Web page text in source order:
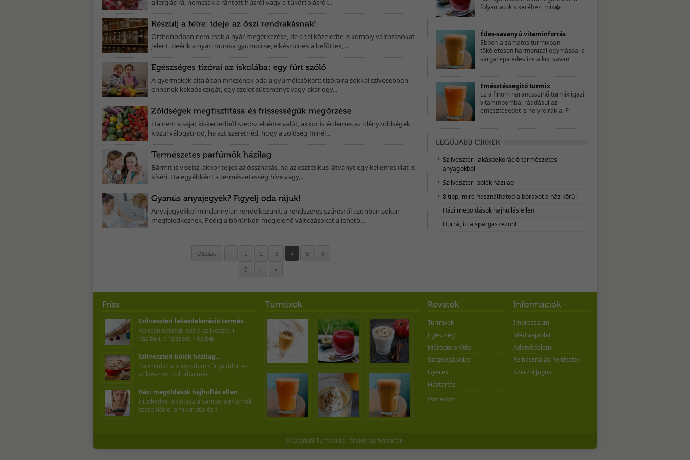
allergiás rá, nemcsak a rántott húsról vagy a tükörtojásról...
Otthonodban nem csak a nyár megérkezése, de a tél közeledte is komoly változásokat
jelent. Beérik a nyári munka gyümölcse, elkészülnek a befőttek,...
A gyermekek általában nincsenek oda a gyümölcsökért: tízóraira sokkal szívesebben
ennének kakaós csigát, egy szelet süteményt vagy akár egy...
Ha nem a saját kiskertedből szedsz ebédre valót, akkor is érdemes az idényzöldségek
közül válogatnod, ha azt szeretnéd, hogy a zöldség minél...
Bármit is viselsz, akkor teljes az összhatás, ha az esztétikus látványt egy kellemes illat is
kíséri. Ha egyébként a természetesség híve vagy,...
Anyajegyekkel mindannyian rendelkezünk, a rendszeres szűrésről azonban sokan
megfeledkeznek. Pedig a bőrünkön megjelenő változásokat a lehető...
Oldalak: ‹ 1 2 3 4 5 6
7 › »
folyamatok sikeréhez, mik�
Édes-savanyú vitaminforrás
Ebben a zamatos turmixban
tökéletesen harmonizál egymással a
sárgarépa édes íze a kivi savan
Emésztéssegitő turmix
Ez a finom narancsszínű turmix igazi
vitaminbomba, ráadásul az
emésztésedet is helyre rakja. P
Szilveszteri lakásdekoráció természetes
anyagokból
Szilveszteri bólék házilag
8 tipp, mire használhatod a bóraxot a ház körül
Házi megoldások hajhullás ellen
Hurrá, itt a spárgaszezon!
Szilveszteri lakásdekoráció termés...
Ha idén nálatok lesz a szilveszteri
házibuli, a házi sütik és b�
Szilveszteri bólék házilag...
Ha imádsz a konyhában sürgölődni, és
szilveszteri buli alkalmáv
Házi megoldások hajhullás ellen ...
Irigykedve tekintesz a samponreklámok
szereplőire, amikor dús és f
Turmixok
Egészség
Méregtelenítés
Szépségápolás
Gyerek
Háztartás
Impresszum
Médiaajánlat
Adatvédelem
Felhasználási feltételek
Szerzői jogok
Csatlakozz:
© Copyright Turmixvilág. Minden jog fenntartva.